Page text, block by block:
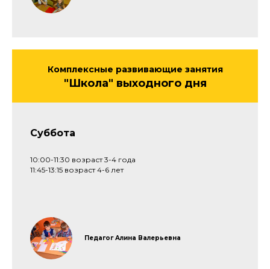
Комплексные развивающие занятия
"Школа" выходного дня
Суббота
10:00-11:30 возраст 3-4 года
11:45-13:15 возраст 4-6 лет
Педагог Алина Валерьевна